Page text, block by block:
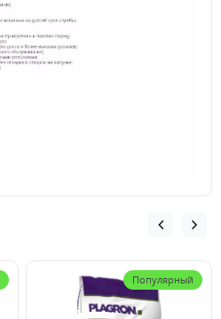
Популярный